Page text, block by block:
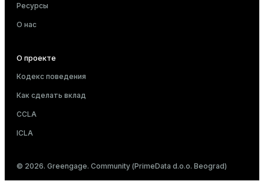
Ресурсы
О нас
О проекте
Кодекс поведения
Как сделать вклад
CCLA
ICLA
© 2026. Greengage. Community (PrimeData d.o.o. Beograd)